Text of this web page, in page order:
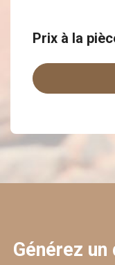
Prix à la
Générez